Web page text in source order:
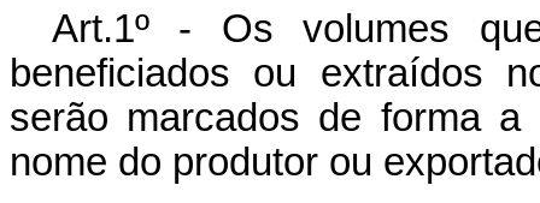
Art.1º - Os volumes
beneficiados ou extraídos
serão marcados de forma
nome do produtor ou